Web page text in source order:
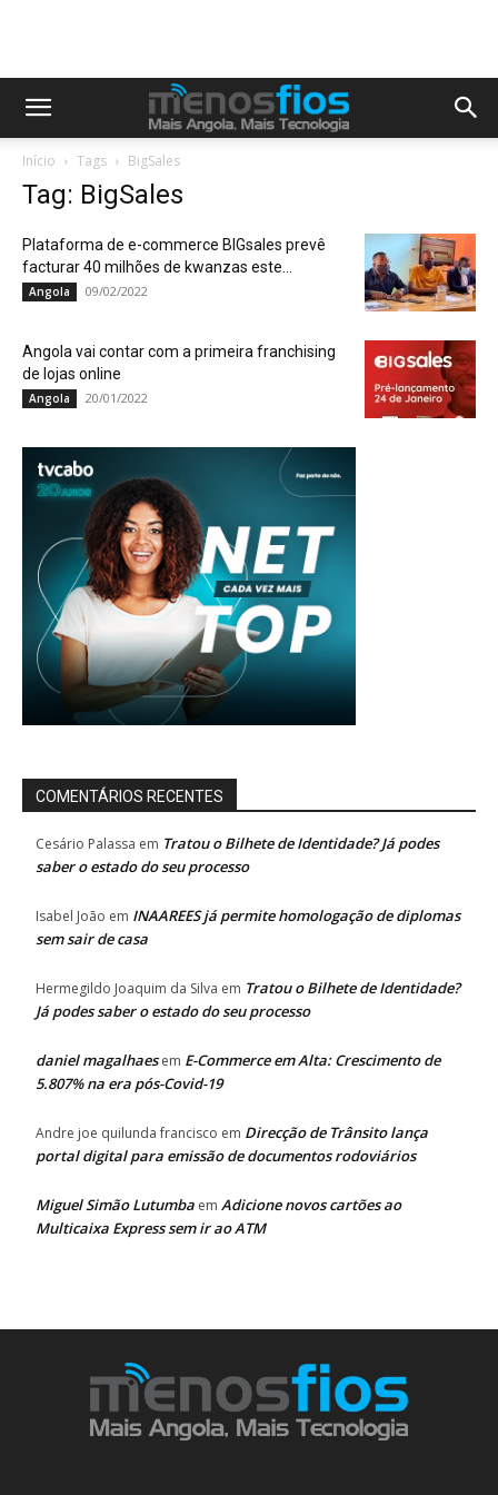
Início Tags BigSales
Tag: BigSales
Plataforma de e-commerce BIGsales prevê
facturar 40 milhões de kwanzas este...
Angola 09/02/2022
Angola vai contar com a primeira franchising
de lojas online
Angola 20/01/2022
COMENTÁRIOS RECENTES
Cesário Palassa em Tratou o Bilhete de Identidade? Já podes
saber o estado do seu processo
Isabel João em INAAREES já permite homologação de diplomas
sem sair de casa
Hermegildo Joaquim da Silva em Tratou o Bilhete de Identidade?
Já podes saber o estado do seu processo
daniel magalhaesem E-Commerce em Alta: Crescimento de
5.807% na era pós-Covid-19
Andre joe quilunda francisco em Direcção de Trânsito lança
portal digital para emissão de documentos rodoviários
Miguel Simão Lutumba em Adicione novos cartões ao
Multicaixa Express sem ir ao ATM